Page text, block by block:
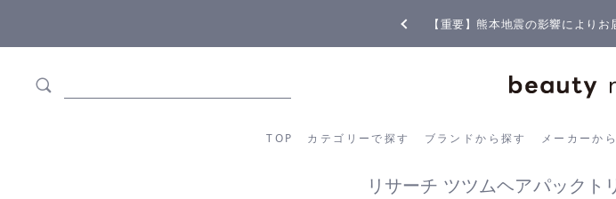
【重要】熊本地震の影響によりお
TOP カテゴリーで探す ブランドから探す メーカーか
カテゴリーから探す ブランドから探す メーカ
リサーチ ツツムヘアパックト